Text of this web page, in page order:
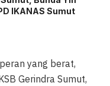
IKANAS Sumut
yang berat,
Gerindra Sumut,